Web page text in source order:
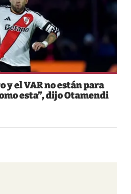
y el VAR no están para
esta”, dijo Otamendi